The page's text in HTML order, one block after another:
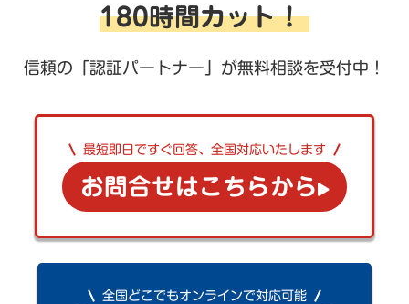
180時間カット！
信頼の「認証パートナー」が無料相談を受付中！
最短即日ですぐ回答、全国対応いたします
お問合せはこちらから
全国どこでもオンラインで対応可能